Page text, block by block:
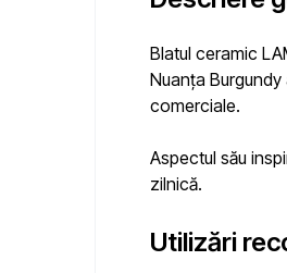
Blatul ceramic
Nuanța
comerciale.
Aspectul său
zilnică.
Utilizări